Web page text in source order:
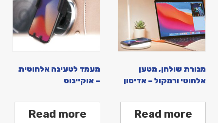
מנורת שולחן, מטען
אלחוטי ורמקול – אדיסון
Read more
מעמד לטעינה אלחוטית
– אוקיינוס
Read more